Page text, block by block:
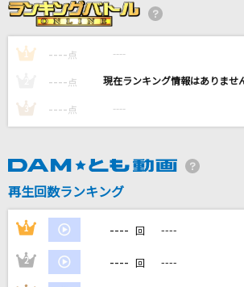
COMPLEX
道
カラオケ最新情報をチェック！
カラオケをもっと楽しもう！
1 ---- 点 ----
---- 点 ----
3 ---- 点 ----
再生回数ランキング
1 ---- 回 ----
2 ---- 回 ----